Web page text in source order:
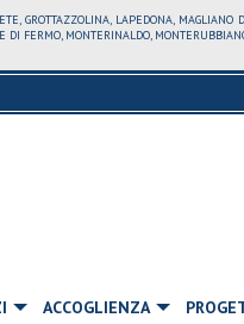
GROTTAZZOLINA, LAPEDONA,
FERMO, MONTERINALDO,
ACCOGLIENZA